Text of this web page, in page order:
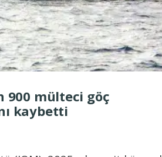
900 mülteci göç
kaybetti